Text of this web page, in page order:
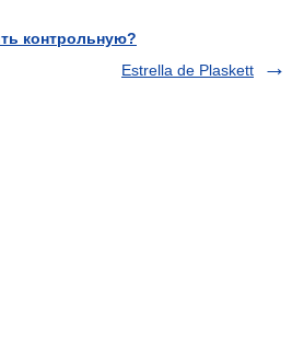
контрольную?
Estrella de Plaskett